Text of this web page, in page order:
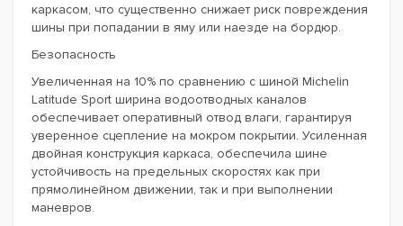
каркасом, что существенно снижает риск повреждения
шины при попадании в яму или наезде на бордюр.
Безопасность
Увеличенная на 10% по сравнению с шиной Michelin
Latitude Sport ширина водоотводных каналов
обеспечивает оперативный отвод влаги, гарантируя
уверенное сцепление на мокром покрытии. Усиленная
двойная конструкция каркаса, обеспечила шине
устойчивость на предельных скоростях как при
прямолинейном движении, так и при выполнении
маневров.